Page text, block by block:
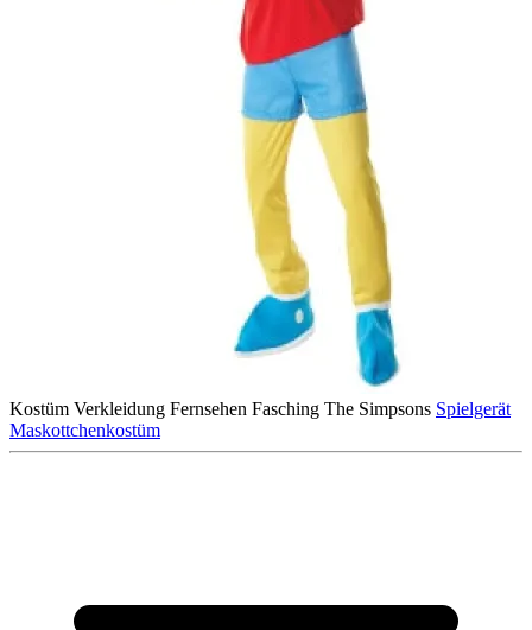
Kostüm Verkleidung Fernsehen Fasching The Simpsons Spielgerät
Maskottchenkostüm